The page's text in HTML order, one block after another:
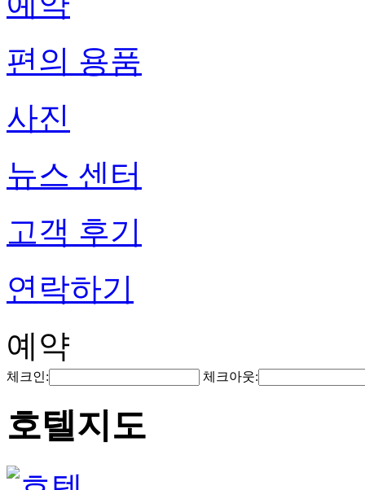
편의 용품
사진
뉴스 센터
고객 후기
연락하기
예약
체크인: 체크아웃:
호텔지도